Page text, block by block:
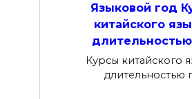
Языковой год
китайского
Курсы китайского
длительностью